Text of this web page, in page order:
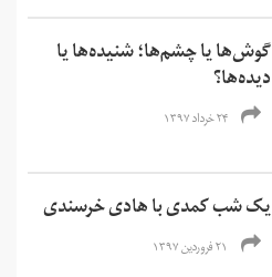
گوش‌ها یا چشم‌ها؛ شنیده‌ها یا
دیده‌ها؟
۲۴ خرداد ۱۳۹۷
یک شب کمدی با هادی خرسندی
۲۱ فروردین ۱۳۹۷